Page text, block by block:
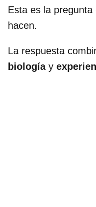
Esta es la
hacen.
La respuesta
biologíay